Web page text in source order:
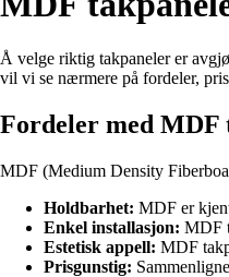
Å velge riktig takpaneler er
vil vi se nærmere på fordeler,
Fordeler med MDF
MDF (Medium Density
Holdbarhet: MDF er
Enkel installasjon: MDF
Estetisk appell: MDF
Prisgunstig: